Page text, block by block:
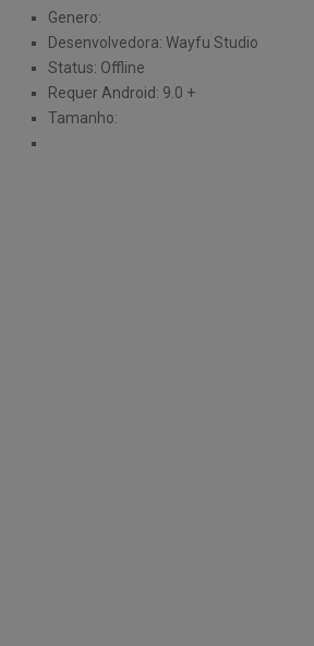
Genero:
Desenvolvedora: Wayfu Studio
Status: Offline
Requer Android: 9.0 +
Tamanho: